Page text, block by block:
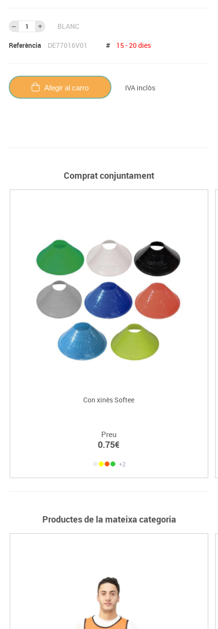
BLANC
Referència DE77016V01 # 15 - 20 dies
Afegir al carro IVA inclòs
Comprat conjuntament
Con xinès Softee
Preu
0.75€
+2
Productes de la mateixa categoria